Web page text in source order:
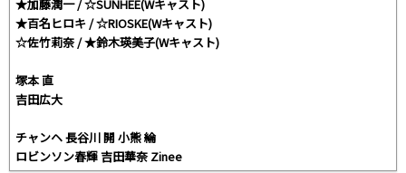
★加藤潤一 / ☆SUNHEE(Wキャスト)
★百名ヒロキ / ☆RIOSKE(Wキャスト)
☆佐竹莉奈 / ★鈴木瑛美子(Wキャスト)
塚本 直
吉田広大
チャンヘ 長谷川 開 小熊 綸
ロビンソン春輝 吉田華奈 Zinee